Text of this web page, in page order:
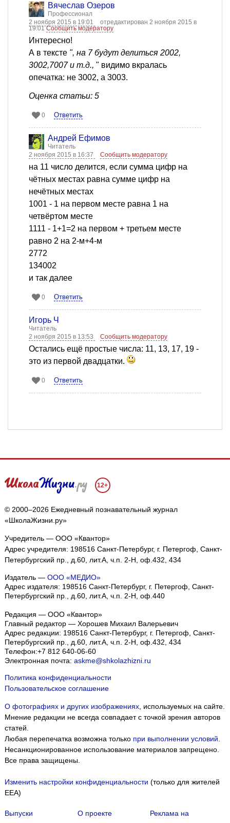
Вячеслав Озеров
Профессионал
2 ноября 2015 в 19:01
отредактирован 2 ноября 2015 в
19:01Сообщить модератору
Интересно!
А в тексте ", на 7 будут делиться 2002,
3002,7007 и т.д., " видимо вкралась
опечатка: не 3002, а 3003.
Оценка статьи: 5
0 Ответить
Андрей Ефимов
Читатель
2 ноября 2015 в 16:37
Сообщить модератору
на 11 число делится, если сумма цифр на
чётных местах равна сумме цифр на
нечётных местах
1001 - 1 на первом месте равна 1 на
четвёртом месте
1111 - 1+1=2 на первом + третьем месте
равно 2 на 2-м+4-м
2772
134002
и так далее
0 Ответить
Игорь Ч
Читатель
2 ноября 2015 в 13:53
Сообщить модератору
Остались ещё простые числа: 11, 13, 17, 19 -
это из первой двадцатки.
0 Ответить
12+
© 2000–2026 Ежедневный познавательный журнал
«ШколаЖизни.ру»
Учредитель — ООО «Квантор»
Адрес учредителя: 198516 Санкт-Петербург, г. Петергоф, Санкт-
Петербургский пр., д.60, лит.А, ч.п. 2-Н, оф.432, 434
Издатель — ООО «МЕДИО»
Адрес издателя: 198516 Санкт-Петербург, г. Петергоф, Санкт-
Петербургский пр., д.60, лит.А, ч.п. 2-Н, оф.440
Редакция — ООО «Квантор»
Главный редактор — Хорошев Михаил Валерьевич
Адрес редакции: 198516 Санкт-Петербург, г. Петергоф Санкт-
Петербургский пр., д.60, лит.А, ч.п. 2-Н, оф.432, 434
Телефон:+7 812 640-06-60
Электронная почта: askme@shkolazhizni.ru
Политика конфиденциальности
Пользовательское соглашение
О фотографиях и других изображениях, используемых на сайте.
Мнение редакции не всегда совпадает с точкой зрения авторов
статей.
Любая перепечатка возможна только при выполнении условий
Несанкционированное использование материалов запрещено.
Все права защищены.
Изменить настройки конфиденциальности (только для жителей
EEA)
Выпуски О проекте
Реклама на